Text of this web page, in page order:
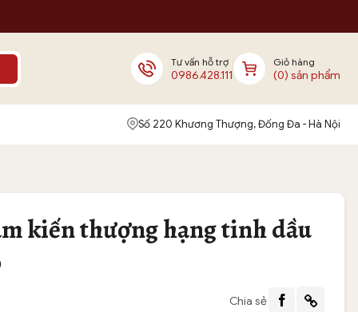
Tư vấn hỗ trợ
0986.428.111
Giỏ hàng
(0) sản phẩm
Số 220 Khương Thượng, Đống Đa - Hà Nội
kiến thượng hạng tinh dầu
Chia sẻ